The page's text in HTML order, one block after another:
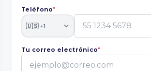
Teléfono*
Tu correo electrónico*